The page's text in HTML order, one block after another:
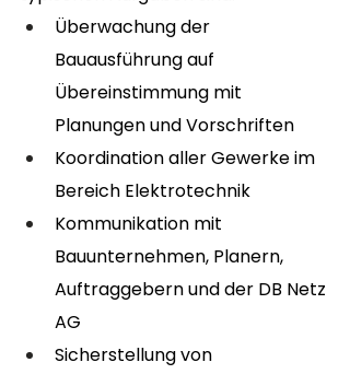
Überwachung der
Bauausführung auf
Übereinstimmung mit
Planungen und Vorschriften
Koordination aller Gewerke im
Bereich Elektrotechnik
Kommunikation mit
Bauunternehmen, Planern,
Auftraggebern und der DB Netz
AG
Sicherstellung von